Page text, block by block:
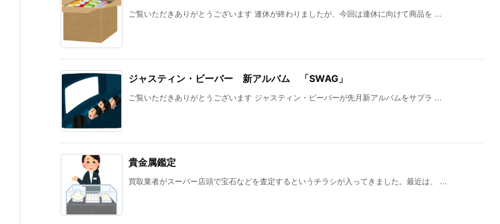
ご覧いただきありがとうございます 連休が終わりましたが、今回は連休に向けて商品を ...
ジャスティン・ビーバー 新アルバム 「SWAG」
ご覧いただきありがとうございます ジャスティン・ビーバーが先月新アルバムをサプラ ...
貴金属鑑定
買取業者がスーパー店頭で宝石などを査定するというチラシが入ってきました。最近は、 ...